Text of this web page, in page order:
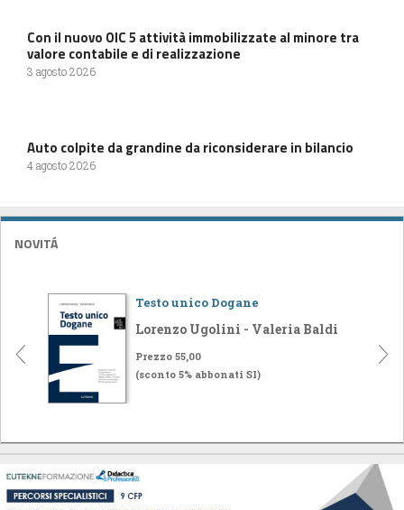
Con il nuovo OIC 5 attività immobilizzate al minore tra
valore contabile e di realizzazione
3 agosto 2026
Auto colpite da grandine da riconsiderare in bilancio
4 agosto 2026
NOVITÁ
Testo unico Dogane
Lorenzo Ugolini - Valeria Baldi
Prezzo 55,00
(sconto 5% abbonati SI)